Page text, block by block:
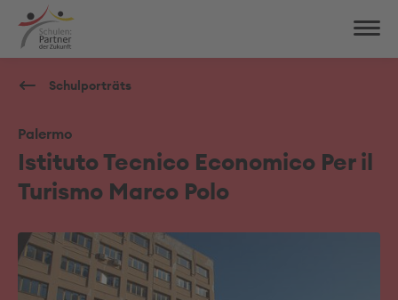
Schulporträts
Palermo
Istituto Tecnico Economico Per il
Turismo Marco Polo